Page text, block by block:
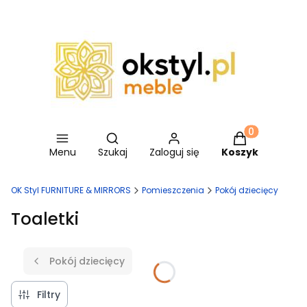
Menu
Otwórz wyszukiwarkę
Szukaj Zaloguj się
Produkty w
Koszyk
OK Styl FURNITURE & MIRRORS Pomieszczenia Pokój dziecięcy
Toaletki
Pokój dziecięcy
Filtry